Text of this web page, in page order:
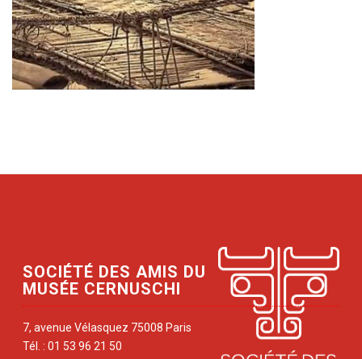
SOCIÉTÉ DES AMIS DU
MUSÉE CERNUSCHI
7, avenue Vélasquez 75008 Paris
Tél. : 01 53 96 21 50